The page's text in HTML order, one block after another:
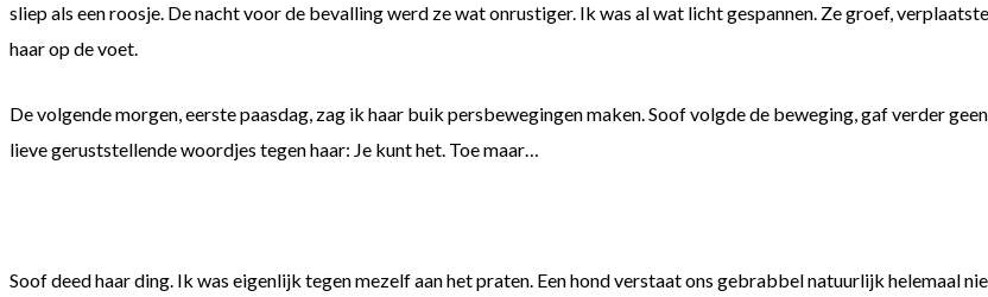
sliep als een roosje. De nacht voor de bevalling werd ze wat onrustiger. Ik was al wat licht gespannen. Ze groef,
haar op de voet.
De volgende morgen, eerste paasdag, zag ik haar buik persbewegingen maken. Soof volgde de beweging, gaf verder
lieve geruststellende woordjes tegen haar: Je kunt het. Toe maar…
Soof deed haar ding. Ik was eigenlijk tegen mezelf aan het praten. Een hond verstaat ons gebrabbel natuurlijk helemaal